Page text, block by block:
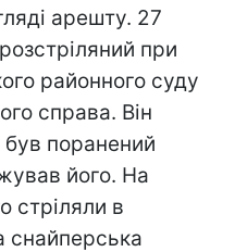
арешту. 27
при
районного суду
справа. Він
поранений
його. На
стріляли в
снайперська